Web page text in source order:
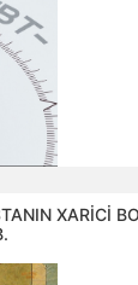
XARİCİ